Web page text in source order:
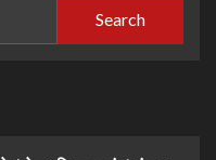
Search